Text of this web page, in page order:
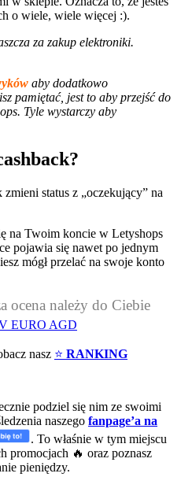
o wiele, wiele więcej :).
za zakup elektroniki.
aby dodatkowo
pamiętać, jest to aby przejść do
Tyle wystarczy aby
status z „oczekujący” na
na Twoim koncie w Letyshops
pojawia się nawet po jednym
mógł przelać na swoje konto
ocena należy do Ciebie
EURO AGD
nasz ⭐ RANKING
podziel się nim ze swoimi
naszego fanpage’a na
. To właśnie w tym miejscu
promocjach 🔥 oraz poznasz
pieniędzy.